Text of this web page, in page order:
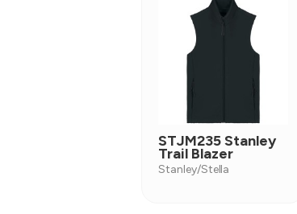
STJM235 Stanley
Trail Blazer
Stanley/Stella